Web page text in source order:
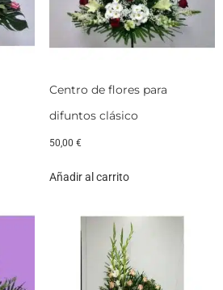
Centro de flores para
difuntos clásico
50,00 €
Añadir al carrito